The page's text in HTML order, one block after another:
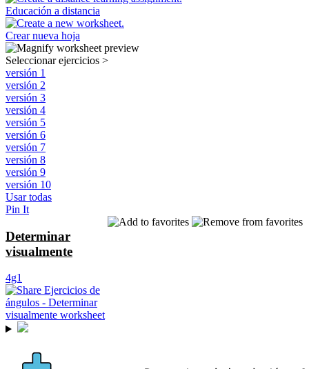
Educación a distancia
Crear nueva hoja
Seleccionar ejercicios >
versión 1
versión 2
versión 3
versión 4
versión 5
versión 6
versión 7
versión 8
versión 9
versión 10
Usar todas
Pin It
Determinar
visualmente
4g1